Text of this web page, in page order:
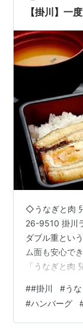
うなぎを使用
【掛川】一
◇うなぎと肉
26-9510 掛川
ダブル重とい
ム面も安心で
「うなぎと肉
インターから
確かな品質の
当店をご利用
##掛川 #う
#ハンバーグ